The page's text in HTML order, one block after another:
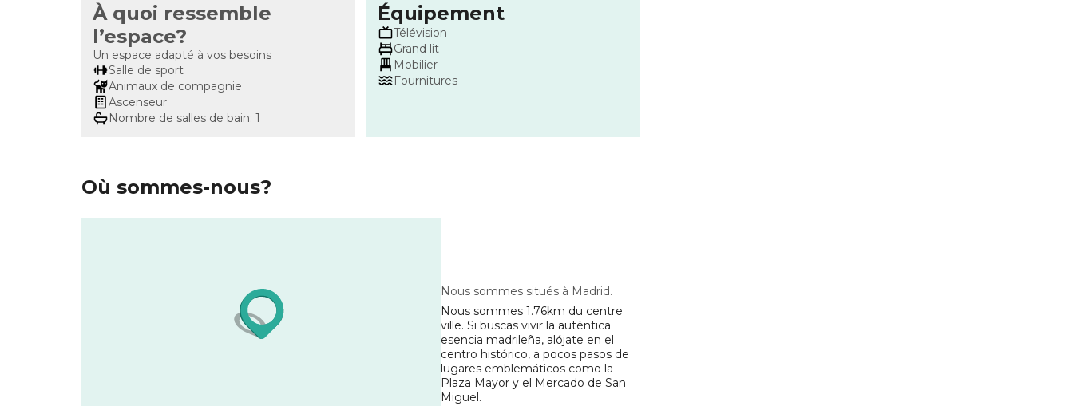
À quoi ressemble
l’espace?
Un espace adapté à vos besoins
Salle de sport
Animaux de compagnie
Ascenseur
Nombre de salles de bain: 1
Équipement
Télévision
Grand lit
Mobilier
Fournitures
Où sommes-nous?
Nous sommes situés à Madrid.
Nous sommes 1.76km du centre
ville. Si buscas vivir la auténtica
esencia madrileña, alójate en el
centro histórico, a pocos pasos de
lugares emblemáticos como la
Plaza Mayor y el Mercado de San
Miguel .